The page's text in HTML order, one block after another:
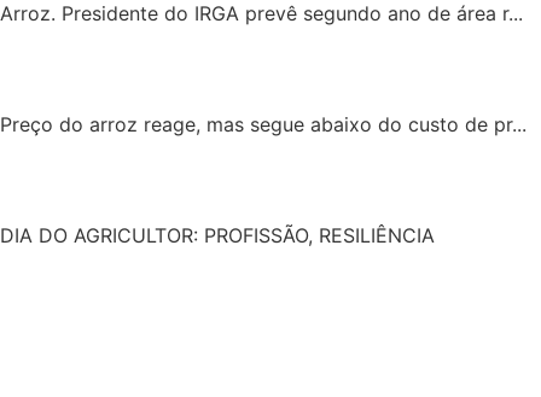
Arroz. Presidente do IRGA prevê segundo ano de área r...
Preço do arroz reage, mas segue abaixo do custo de pr...
DIA DO AGRICULTOR: PROFISSÃO, RESILIÊNCIA